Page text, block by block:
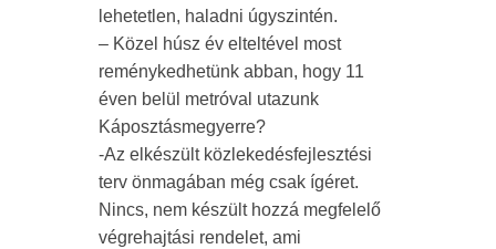
lehetetlen, haladni úgyszintén.
– Közel húsz év elteltével most
reménykedhetünk abban, hogy 11
éven belül metróval utazunk
Káposztásmegyerre?
-Az elkészült közlekedésfejlesztési
terv önmagában még csak ígéret.
Nincs, nem készült hozzá megfelelő
végrehajtási rendelet, ami